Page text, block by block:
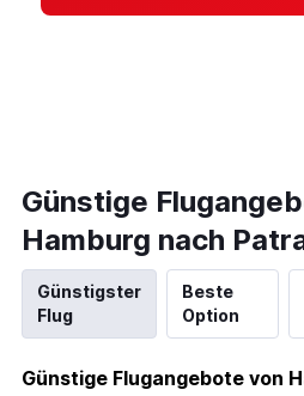
Günstige
Hamburg nach
Günstigster
Flug
Beste
Option
Günstige Flugangebote von